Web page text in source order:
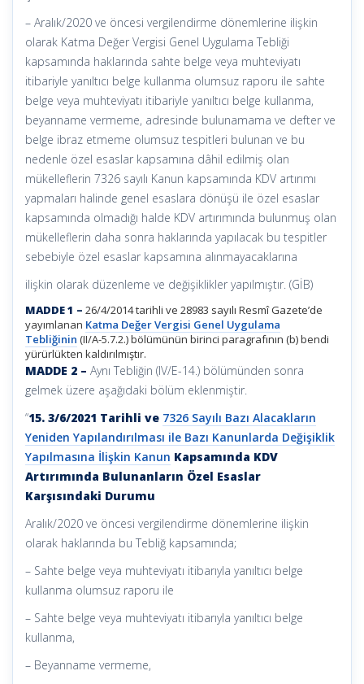
– Aralık/2020 ve öncesi vergilendirme dönemlerine ilişkin
olarak Katma Değer Vergisi Genel Uygulama Tebliği
kapsamında haklarında sahte belge veya muhteviyatı
itibariyle yanıltıcı belge kullanma olumsuz raporu ile sahte
belge veya muhteviyatı itibariyle yanıltıcı belge kullanma,
beyanname vermeme, adresinde bulunamama ve defter ve
belge ibraz etmeme olumsuz tespitleri bulunan ve bu
nedenle özel esaslar kapsamına dâhil edilmiş olan
mükelleflerin 7326 sayılı Kanun kapsamında KDV artırımı
yapmaları halinde genel esaslara dönüşü ile özel esaslar
kapsamında olmadığı halde KDV artırımında bulunmuş olan
mükelleflerin daha sonra haklarında yapılacak bu tespitler
sebebiyle özel esaslar kapsamına alınmayacaklarına
ilişkin olarak düzenleme ve değişiklikler yapılmıştır. (GİB)
MADDE 1 – 26/4/2014 tarihli ve 28983 sayılı Resmî Gazete’de
yayımlanan Katma Değer Vergisi Genel Uygulama
Tebliğinin (II/A-5.7.2.) bölümünün birinci paragrafının (b) bendi
yürürlükten kaldırılmıştır.
MADDE 2 – Aynı Tebliğin (IV/E-14.) bölümünden sonra
gelmek üzere aşağıdaki bölüm eklenmiştir.
“15. 3/6/2021 Tarihli ve 7326 Sayılı Bazı Alacakların
Yeniden Yapılandırılması ile Bazı Kanunlarda Değişiklik
Yapılmasına İlişkin Kanun Kapsamında KDV
Artırımında Bulunanların Özel Esaslar
Karşısındaki Durumu
Aralık/2020 ve öncesi vergilendirme dönemlerine ilişkin
olarak haklarında bu Tebliğ kapsamında;
– Sahte belge veya muhteviyatı itibarıyla yanıltıcı belge
kullanma olumsuz raporu ile
– Sahte belge veya muhteviyatı itibarıyla yanıltıcı belge
kullanma,
– Beyanname vermeme,